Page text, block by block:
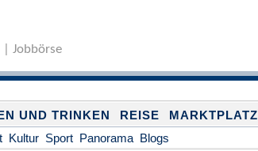
| Jobbörse
UND TRINKEN REISE MARKTPLATZ
Kultur Sport Panorama Blogs